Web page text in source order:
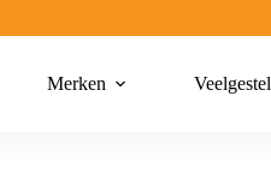
Merken